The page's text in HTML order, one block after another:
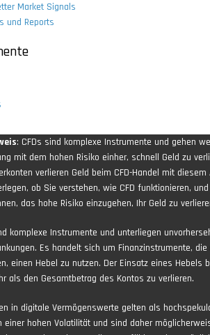
Market Signals
und Reports
: CFDs sind komplexe Instrumente und gehen
mit dem hohen Risiko einher, schnell Geld zu
verlieren Geld beim CFD-Handel mit diesem
ob Sie verstehen, wie CFD funktionieren,
das hohe Risiko einzugehen, Ihr Geld zu
komplexe Instrumente und unterliegen
Es handelt sich um Finanzinstrumente,
einen Hebel zu nutzen. Der Einsatz eines Hebels
als den Gesamtbetrag des Kontos zu verlieren.
in digitale Vermögenswerte gelten als
einer hohen Volatilität und sind daher